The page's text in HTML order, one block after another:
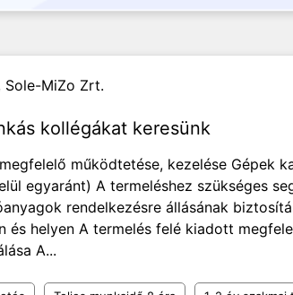
Sole-MiZo Zrt.
kollégákat keresünk
működtetése, kezelése Gépek
egyaránt) A termeléshez szükséges
rendelkezésre állásának
és helyen A termelés felé kiadott
A...